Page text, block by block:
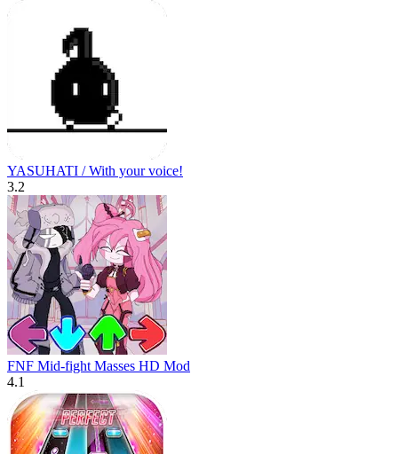
YASUHATI / With your voice!
3.2
FNF Mid-fight Masses HD Mod
4.1